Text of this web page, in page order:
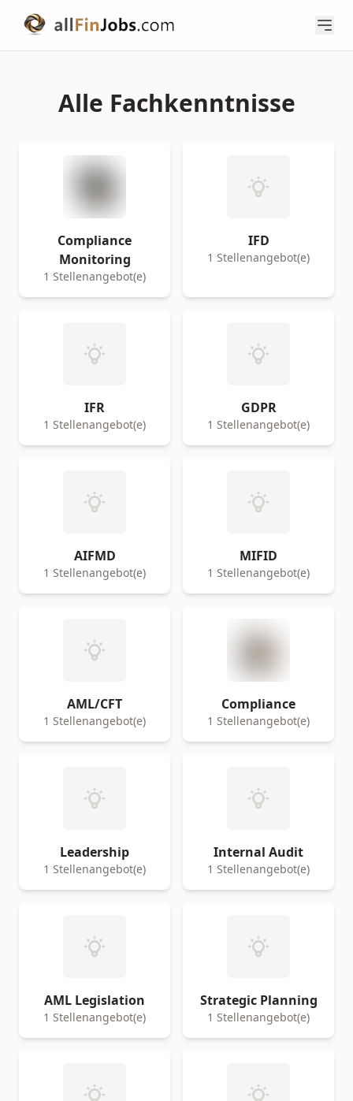
Alle Fachkenntnisse
Compliance
Monitoring
1 Stellenangebot(e)
IFD
1 Stellenangebot(e)
IFR
1 Stellenangebot(e)
GDPR
1 Stellenangebot(e)
AIFMD
1 Stellenangebot(e)
MIFID
1 Stellenangebot(e)
AML/CFT
1 Stellenangebot(e)
Compliance
1 Stellenangebot(e)
Leadership
1 Stellenangebot(e)
Internal Audit
1 Stellenangebot(e)
AML Legislation
1 Stellenangebot(e)
Strategic Planning
1 Stellenangebot(e)